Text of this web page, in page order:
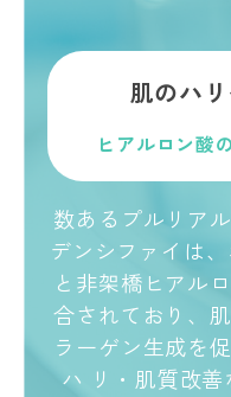
肌のハ
ヒアルロン酸
数あるプルリア
デンシファイは
と非架橋ヒアル
合されており、
ラーゲン生成を
ハ リ・肌質改